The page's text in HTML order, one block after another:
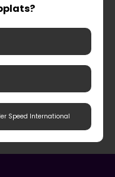
Speed International